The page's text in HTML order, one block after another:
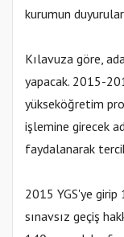
kurumun
Kılavuza göre,
yapacak. 2015-
yükseköğretim
işlemine girecek
faydalanarak
2015 YGS'ye
sınavsız geçiş